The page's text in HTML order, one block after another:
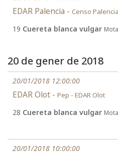
EDAR Palencia - Censo Palencia
19 Cuereta blanca vulgar
20 de gener de 2018
20/01/2018 12:00:00
EDAR Olot - Pep - EDAR Olot
28 Cuereta blanca vulgar
20/01/2018 10:00:00